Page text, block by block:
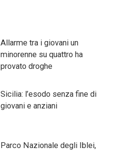
Allarme tra i giovani un
minorenne su quattro ha
provato droghe
Sicilia: l’esodo senza fine di
giovani e anziani
Parco Nazionale degli Iblei,